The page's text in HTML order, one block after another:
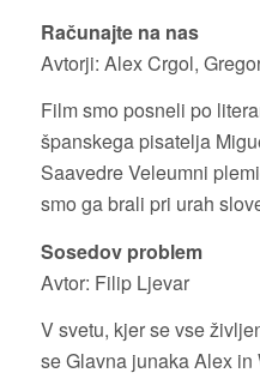
Računajte na nas
Avtorji: Alex Crgol,
Film smo posneli po
španskega pisatelja
Saavedre Veleumni
smo ga brali pri urah
Sosedov problem
Avtor: Filip Ljevar
V svetu, kjer se vse
se Glavna junaka Alex